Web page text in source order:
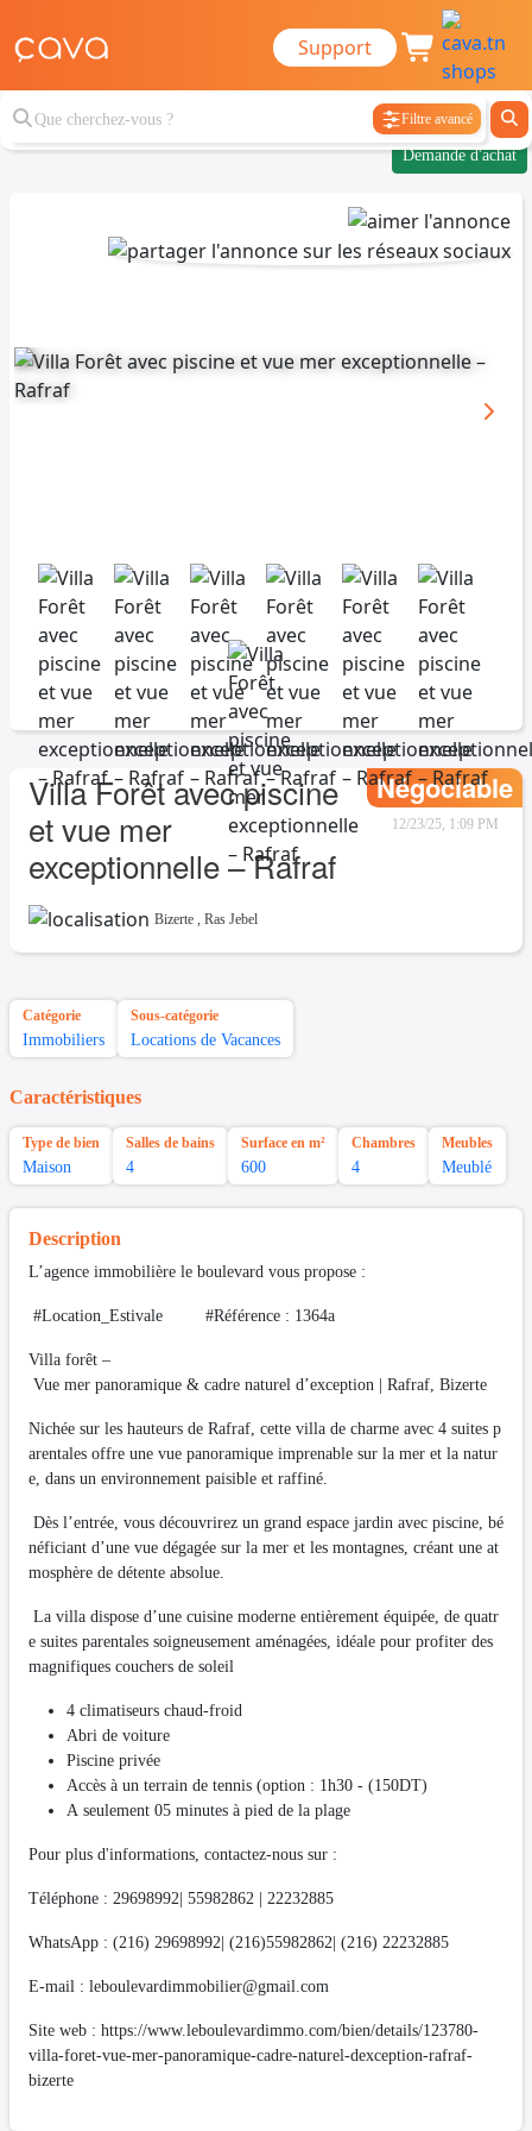
Support
Filtre avancé
Demande d'achat
Villa Forêt avec piscine
et vue mer
exceptionnelle – Rafraf
Négociable
12/23/25, 1:09 PM
Bizerte , Ras Jebel
Catégorie
Immobiliers
Sous-catégorie
Locations de Vacances
Caractéristiques
Type de bien
Maison
Salles de bains
4
Surface en m²
600
Chambres
4
Meubles
Meublé
Description
L’agence immobilière le boulevard vous propose :
#Location_Estivale #Référence : 1364a
Villa forêt –
Vue mer panoramique & cadre naturel d’exception | Rafraf, Bizerte
Nichée sur les hauteurs de Rafraf, cette villa de charme avec 4 suites p
arentales offre une vue panoramique imprenable sur la mer et la natur
e, dans un environnement paisible et raffiné.
Dès l’entrée, vous découvrirez un grand espace jardin avec piscine, bé
néficiant d’une vue dégagée sur la mer et les montagnes, créant une at
mosphère de détente absolue.
La villa dispose d’une cuisine moderne entièrement équipée, de quatr
e suites parentales soigneusement aménagées, idéale pour profiter des
magnifiques couchers de soleil
4 climatiseurs chaud-froid
Abri de voiture
Piscine privée
Accès à un terrain de tennis (option : 1h30 - (150DT)
A seulement 05 minutes à pied de la plage
Pour plus d'informations, contactez-nous sur :
Téléphone : 29698992| 55982862 | 22232885
WhatsApp : (216) 29698992| (216)55982862| (216) 22232885
E-mail : leboulevardimmobilier@gmail.com
Site web : https://www.leboulevardimmo.com/bien/details/123780-
villa-foret-vue-mer-panoramique-cadre-naturel-dexception-rafraf-
bizerte